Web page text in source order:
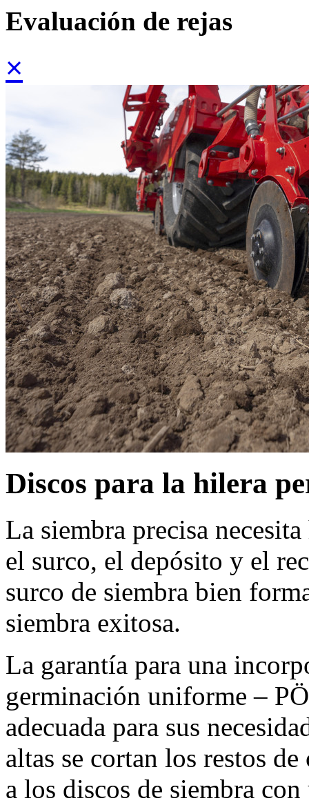
Evaluación de rejas
×
Discos para la hilera
La siembra precisa
el surco, el depósito y el
surco de siembra bien
siembra exitosa.
La garantía para una
germinación uniforme –
adecuada para sus
altas se cortan los restos
a los discos de siembra